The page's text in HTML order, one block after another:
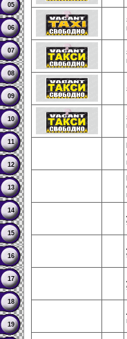
05
06
07
08
09
10
11
12
13
14
15
16
17
18
19